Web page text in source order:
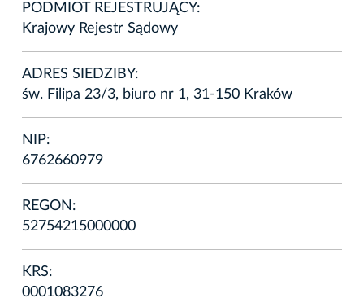
PODMIOT REJESTRUJĄCY:
Krajowy Rejestr Sądowy
ADRES SIEDZIBY:
św. Filipa 23/3, biuro nr 1, 31-150 Kraków
NIP:
6762660979
REGON:
52754215000000
KRS:
0001083276